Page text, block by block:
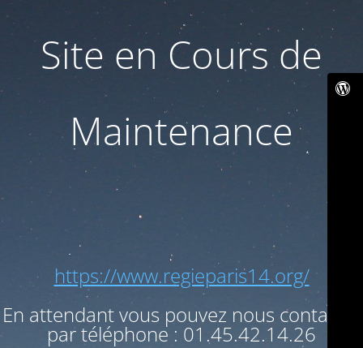
Site en Cours de
Maintenance
https://www.regieparis14.org/
En attendant vous pouvez nous contacter
par téléphone : 01.45.42.14.26